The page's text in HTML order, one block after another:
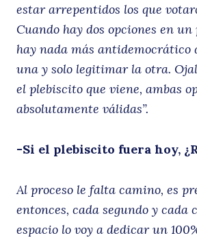
estar arrepentidos los que
Cuando hay dos opciones en
hay nada más antidemocrático
una y solo legitimar la otra.
el plebiscito que viene, ambas
absolutamente válidas”.
-Si el plebiscito fuera hoy,
Al proceso le falta camino, es
entonces, cada segundo y cada
espacio lo voy a dedicar un